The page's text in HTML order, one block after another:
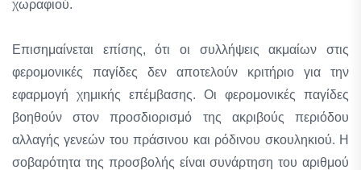
χωραφιού.
Επισημαίνεται επίσης, ότι οι συλλήψεις ακμαίων στις
φερομονικές παγίδες δεν αποτελούν κριτήριο για την
εφαρμογή χημικής επέμβασης. Οι φερομονικές παγίδες
βοηθούν στον προσδιορισμό της ακριβούς περιόδου
αλλαγής γενεών του πράσινου και ρόδινου σκουληκιού. Η
σοβαρότητα της προσβολής είναι συνάρτηση του αριθμού